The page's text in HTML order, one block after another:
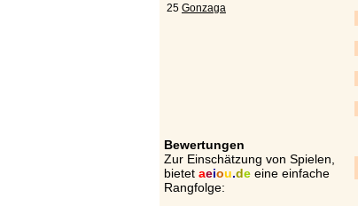
25 Gonzaga
Bewertungen
Zur Einschätzung von Spielen,
bietet aeiou.de eine einfache
Rangfolge: